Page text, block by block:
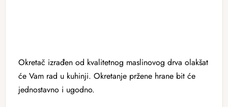
Okretač izrađen od kvalitetnog maslinovog drva olakšat
će Vam rad u kuhinji. Okretanje pržene hrane bit će
jednostavno i ugodno.